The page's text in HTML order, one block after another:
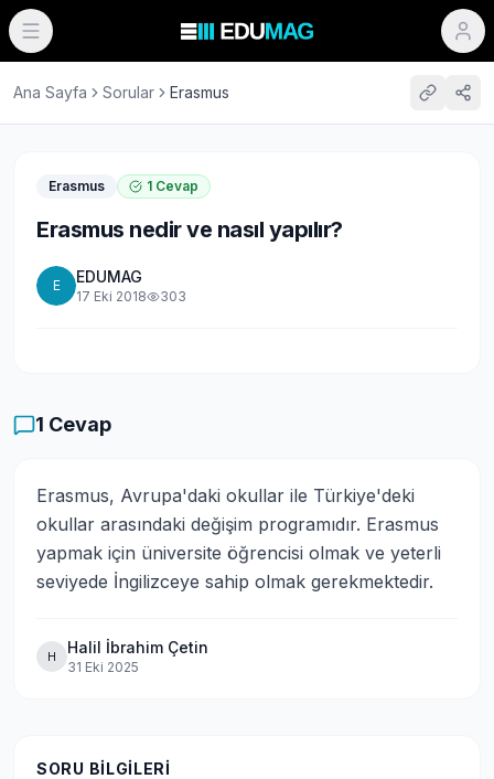
Ana Sayfa Sorular Erasmus
Erasmus 1 Cevap
Erasmus nedir ve nasıl yapılır?
E EDUMAG
17 Eki 2018 303
1 Cevap
Erasmus, Avrupa'daki okullar ile Türkiye'deki
okullar arasındaki değişim programıdır. Erasmus
yapmak için üniversite öğrencisi olmak ve yeterli
seviyede İngilizceye sahip olmak gerekmektedir.
H Halil İbrahim Çetin
31 Eki 2025
SORU BILGILERI